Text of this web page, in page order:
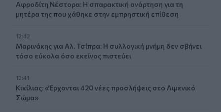
Αφροδίτη Νέστορα: Η σπαρακτική ανάρτηση για τη
μητέρα της που χάθηκε στην εμπρηστική επίθεση
12:42
Μαρινάκης για Αλ. Τσίπρα: Η συλλογική μνήμη δεν σβήνει
τόσο εύκολα όσο εκείνος πιστεύει
12:41
Κικίλιας: «Έρχονται 420 νέες προσλήψεις στο Λιμενικό
Σώμα»